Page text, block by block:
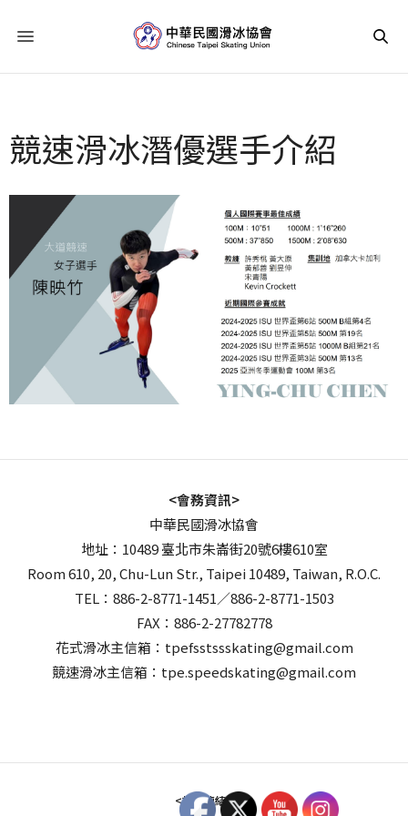
競速滑冰潛優選手介紹
<會務資訊>
中華民國滑冰協會
地址：10489 臺北市朱崙街20號6樓610室
Room 610, 20, Chu-Lun Str., Taipei 10489, Taiwan, R.O.C.
TEL：886-2-8771-1451／886-2-8771-1503
FAX：886-2-27782778
花式滑冰主信箱：tpefsstssskating@gmail.com
競速滑冰主信箱：tpe.speedskating@gmail.com
<相關連結>